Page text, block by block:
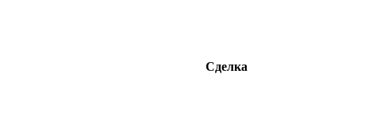
Сделка